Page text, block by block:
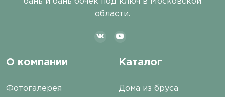
области.
О компании
Фотогалерея
Каталог
Дома из бруса